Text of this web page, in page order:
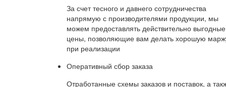
За счет тесного и давнего сотрудничества
напрямую с производителями продукции, мы
можем предоставлять действительно выгодные
цены, позволяющие вам делать хорошую
при реализации
Оперативный сбор заказа
Отработанные схемы заказов и поставок, а